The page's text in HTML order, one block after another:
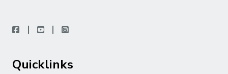
facebookyoutubeinstagram
Quicklinks